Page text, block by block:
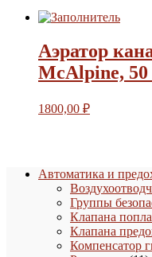
Аэратор
McAlpine,
1800,00 ₽
Автоматика и
Группы
Клапана
Клапана
Компенсатор